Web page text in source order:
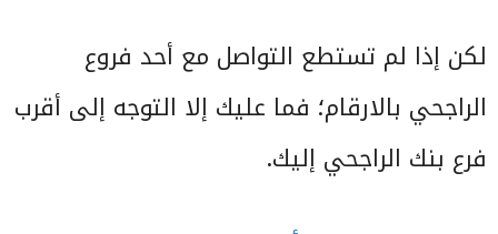
لكن إذا لم تستطع التواصل مع أحد فروع
الراجحي بالارقام؛ فما عليك إلا التوجه إلى أقرب
فرع بنك الراجحي إليك.